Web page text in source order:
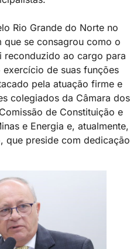
Rio Grande do Norte no
que se consagrou como o
ao cargo para
de suas funções
pela atuação firme e
colegiados da Câmara dos
de Constituição e
e Energia e, atualmente,
que preside com dedicação